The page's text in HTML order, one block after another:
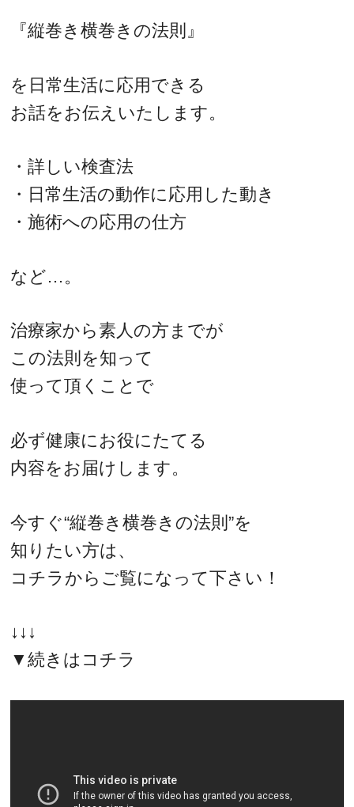
『縦巻き横巻きの法則』
を日常生活に応用できる
お話をお伝えいたします。
・詳しい検査法
・日常生活の動作に応用した動き
・施術への応用の仕方
など…。
治療家から素人の方までが
この法則を知って
使って頂くことで
必ず健康にお役にたてる
内容をお届けします。
今すぐ“縦巻き横巻きの法則”を
知りたい方は、
コチラからご覧になって下さい！
↓↓↓
▼続きはコチラ